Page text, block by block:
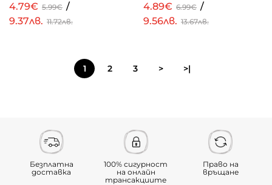
4.79€ 5.99€ /
9.37лв. 11.72лв.
4.89€ 6.99€ /
9.56лв. 13.67лв.
1 2 3 > >|
Безплатна
доставка
100% сигурност
на онлайн
трансакциите
Право на
връщане